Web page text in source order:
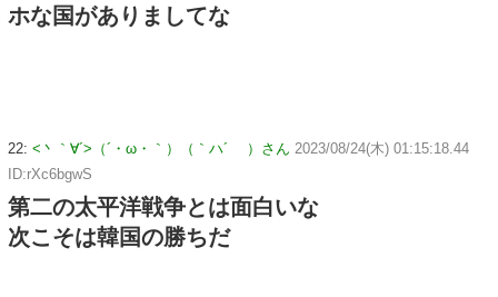
ホな国がありましてな
22: <丶｀∀´>（´・ω・｀）（｀ハ´ ）さん 2023/08/24(木) 01:15:18.44
ID:rXc6bgwS
第二の太平洋戦争とは面白いな
次こそは韓国の勝ちだ